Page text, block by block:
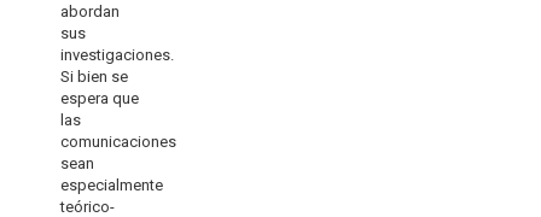
abordan
sus
investigaciones.
Si bien se
espera que
las
comunicaciones
sean
especialmente
teórico-